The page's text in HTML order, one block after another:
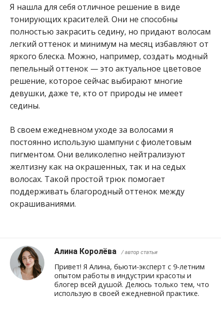
Я нашла для себя отличное решение в виде
тонирующих красителей. Они не способны
полностью закрасить седину, но придают волосам
легкий оттенок и минимум на месяц избавляют от
яркого блеска. Можно, например, создать модный
пепельный оттенок — это актуальное цветовое
решение, которое сейчас выбирают многие
девушки, даже те, кто от природы не имеет
седины.
В своем ежедневном уходе за волосами я
постоянно использую шампуни с фиолетовым
пигментом. Они великолепно нейтрализуют
желтизну как на окрашенных, так и на седых
волосах. Такой простой трюк помогает
поддерживать благородный оттенок между
окрашиваниями.
Алина Королёва / автор статьи
Привет! Я Алина, бьюти-эксперт с 9-летним
опытом работы в индустрии красоты и
блогер всей душой. Делюсь только тем, что
использую в своей ежедневной практике.